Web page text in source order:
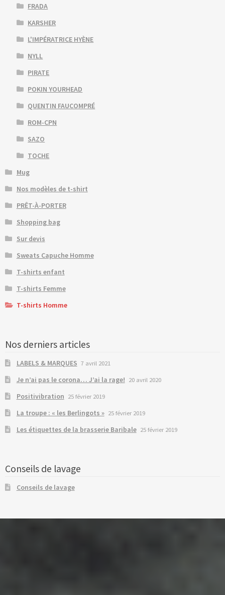
FRADA
KARSHER
L'IMPÉRATRICE HYÈNE
NYLL
PIRATE
POKIN YOURHEAD
QUENTIN FAUCOMPRÉ
ROM-CPN
SAZO
TOCHE
Mug
Nos modèles de t-shirt
PRÊT-À-PORTER
Shopping bag
Sur devis
Sweats Capuche Homme
T-shirts enfant
T-shirts Femme
T-shirts Homme
Nos derniers articles
LABELS & MARQUES 7 avril 2021
Je n’ai pas le corona… J’ai la rage! 20 avril 2020
Positivibration 25 février 2019
La troupe : « les Berlingots » 25 février 2019
Les étiquettes de la brasserie Baribale 25 février 2019
Conseils de lavage
Conseils de lavage